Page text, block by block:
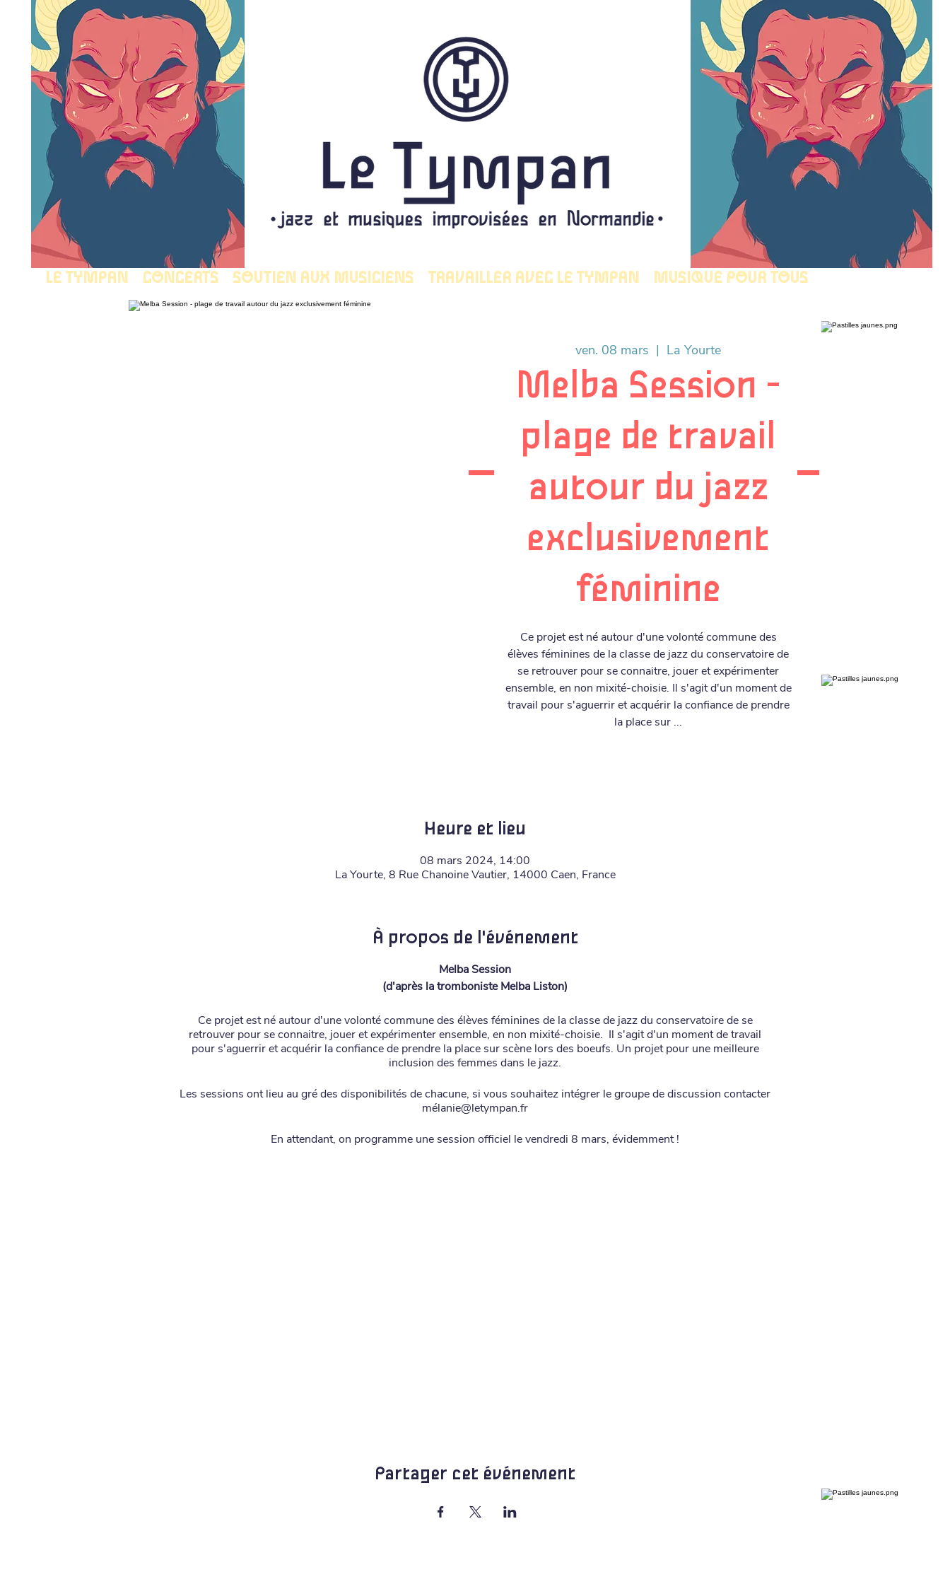
LE TYMPAN CONCERTS SOUTIEN AUX MUSICIENS TRAVAILLER AVEC LE TYMPAN MUSIQUE POUR TOUS
ven. 08 mars
  |
La Yourte
Melba Session -
plage de travail
autour du jazz
exclusivement
féminine
Ce projet est né autour d'une volonté commune des
élèves féminines de la classe de jazz du conservatoire de
se retrouver pour se connaitre, jouer et expérimenter
ensemble, en non mixité-choisie. Il s'agit d'un moment de
travail pour s'aguerrir et acquérir la confiance de prendre
la place sur ...
Heure et lieu
08 mars 2024, 14:00
La Yourte, 8 Rue Chanoine Vautier, 14000 Caen, France
À propos de l'événement
Melba Session
(d'après la tromboniste Melba Liston)
Ce projet est né autour d'une volonté commune des élèves féminines de la classe de jazz du conservatoire de se
retrouver pour se connaitre, jouer et expérimenter ensemble, en non mixité-choisie. Il s'agit d'un moment de travail
pour s'aguerrir et acquérir la confiance de prendre la place sur scène lors des boeufs. Un projet pour une meilleure
inclusion des femmes dans le jazz.
Les sessions ont lieu au gré des disponibilités de chacune, si vous souhaitez intégrer le groupe de discussion contacter
mélanie@letympan.fr
En attendant, on programme une session officiel le vendredi 8 mars, évidemment !
Partager cet événement